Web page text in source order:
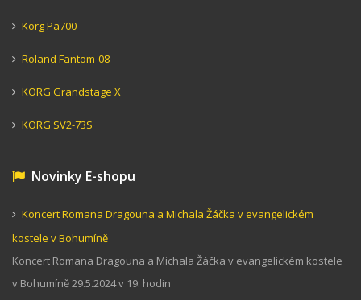
Korg Pa700
Roland Fantom-08
KORG Grandstage X
KORG SV2-73S
Novinky E-shopu
Koncert Romana Dragouna a Michala Žáčka v evangelickém
kostele v Bohumíně
Koncert Romana Dragouna a Michala Žáčka v evangelickém kostele
v Bohumíně 29.5.2024 v 19. hodin